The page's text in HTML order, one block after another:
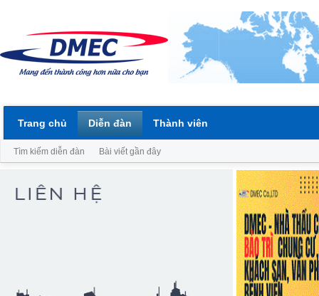
Trang chủ Diễn đàn
Tìm kiếm diễn đàn Bài viết gần đây
Thành viên